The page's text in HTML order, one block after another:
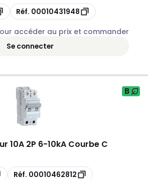
Copie
Réf. 00010431948
accéder au prix et commander
Se connecter
B
10A 2P 6-10kA Courbe C
Copie
Réf. 00010462812